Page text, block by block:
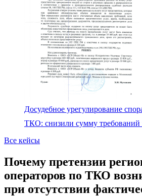
Досудебное урегулирование
ТКО: снизили сумму требований
Все кейсы
Почему претензии
операторов по ТКО
при отсутствии